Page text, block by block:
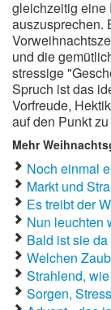
gleichzeitig eine
auszusprechen.
und die
stressige
Spruch ist das
Vorfreude,
auf den Punkt
Mehr
Noch einmal
Markt und
Es treibt der
Nun
Bald ist sie
Welchen
Strahlend,
Sorgen,